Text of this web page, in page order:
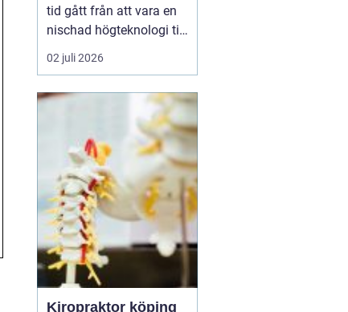
tid gått från att vara en
nischad högteknologi till
ett praktiskt verktyg för
företag, fastighetsägare
verkligheten med laser
och kamera skapas...
02 juli 2026
Kiropraktor köping